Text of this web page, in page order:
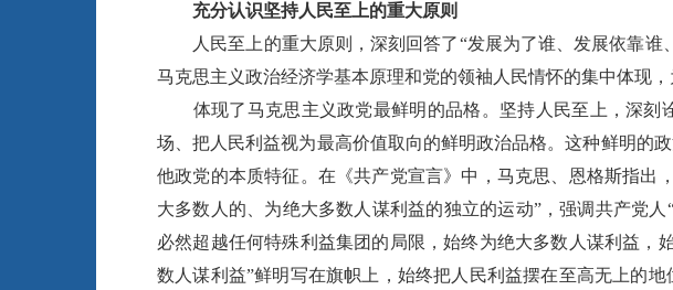
充分认识坚持人民至上的重大原则
人民至上的重大原则，深刻回答了“发展为了谁、发展依靠谁
马克思主义政治经济学基本原理和党的领袖人民情怀的集中体现
体现了马克思主义政党最鲜明的品格。坚持人民至上，深刻
场、把人民利益视为最高价值取向的鲜明政治品格。这种鲜明的
他政党的本质特征。在《共产党宣言》中，马克思、恩格斯指出
大多数人的、为绝大多数人谋利益的独立的运动”，强调共产党
必然超越任何特殊利益集团的局限，始终为绝大多数人谋利益，
数人谋利益”鲜明写在旗帜上，始终把人民利益摆在至高无上的